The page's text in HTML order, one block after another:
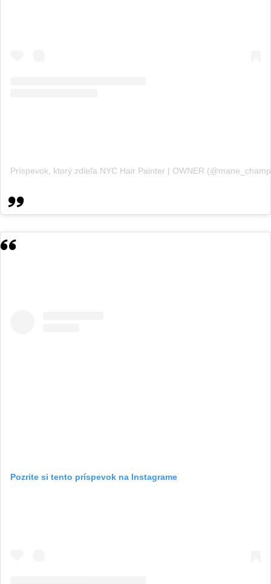
Príspevok, ktorý zdieľa NYC Hair Painter | OWNER
Pozrite si tento príspevok na Instagrame